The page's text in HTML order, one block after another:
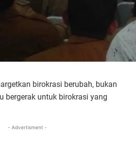
birokrasi berubah, bukan
bergerak untuk birokrasi yang
- Advertisment -